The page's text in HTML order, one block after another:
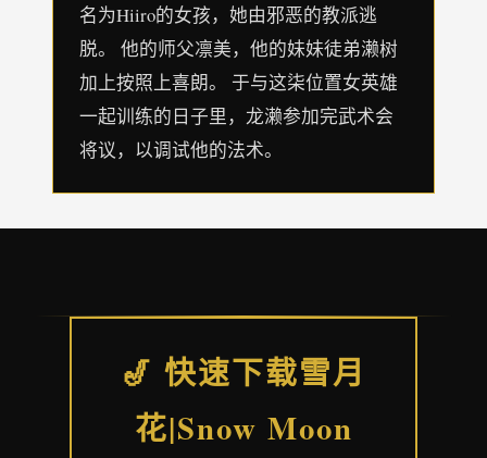
名为Hiiro的女孩，她由邪恶的教派逃
脱。 他的师父凛美，他的妹妹徒弟濑树
加上按照上喜朗。 于与这柒位置女英雄
一起训练的日子里，龙濑参加完武术会
将议，以调试他的法术。
🎷 快速下载雪月
花|Snow Moon